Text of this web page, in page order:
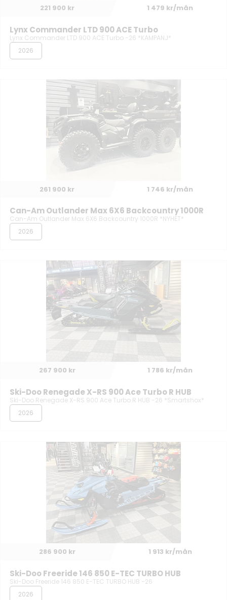
221 900 kr 1 479 kr/mån
Lynx Commander LTD 900 ACE Turbo
Lynx Commander LTD 900 ACE Turbo -26 *KAMPANJ*
2026
261 900 kr 1 746 kr/mån
Can-Am Outlander Max 6X6 Backcountry 1000R
Can-Am Outlander Max 6X6 Backcountry 1000R *NYHET*
2026
267 900 kr 1 786 kr/mån
Ski-Doo Renegade X-RS 900 Ace Turbo R HUB
Ski-Doo Renegade X-RS 900 Ace Turbo R HUB -26 *Smartshox*
2026
286 900 kr 1 913 kr/mån
Ski-Doo Freeride 146 850 E-TEC TURBO HUB
Ski-Doo Freeride 146 850 E-TEC TURBO HUB -26
2026